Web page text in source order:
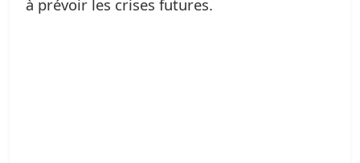
à prévoir les crises futures.